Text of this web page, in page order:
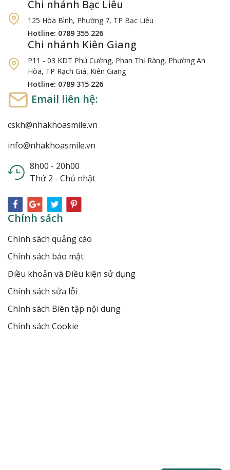
Chi nhánh Bạc Liêu
125 Hòa Bình, Phường 7, TP Bạc Liêu
Hotline: 0789 355 226
Chi nhánh Kiên Giang
P11 - 03 KDT Phú Cường, Phan Thị Ràng, Phường An
Hòa, TP Rạch Giá, Kiên Giang
Hotline: 0789 315 226
Email liên hệ:
cskh@nhakhoasmile.vn
info@nhakhoasmile.vn
8h00 - 20h00
Thứ 2 - Chủ nhật
Chính sách
Chính sách quảng cáo
Chính sách bảo mật
Điều khoản và Điều kiện sử dụng
Chính sách sửa lỗi
Chính sách Biên tập nội dung
Chính sách Cookie